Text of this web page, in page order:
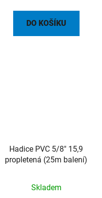
DO KOŠÍKU
Hadice PVC 5/8" 15,9
propletená (25m balení)
Skladem